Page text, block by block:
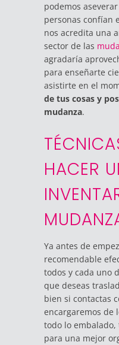
podemos
personas confían
nos acredita una
sector de las
agradaría
para enseñarte
asistirte en el
de tus cosas y
mudanza.
HACER
Ya antes de
recomendable
todos y cada uno
que deseas
bien si contactas
encargaremos de
todo lo
para una mejor